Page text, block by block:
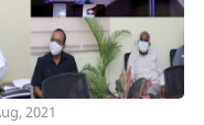
2021